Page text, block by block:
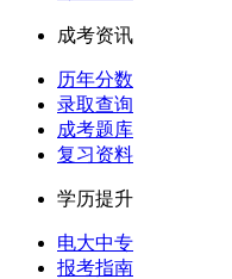
成考资讯
历年分数
录取查询
成考题库
复习资料
学历提升
电大中专
报考指南